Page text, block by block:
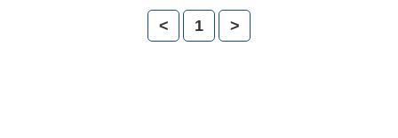
< 1 >